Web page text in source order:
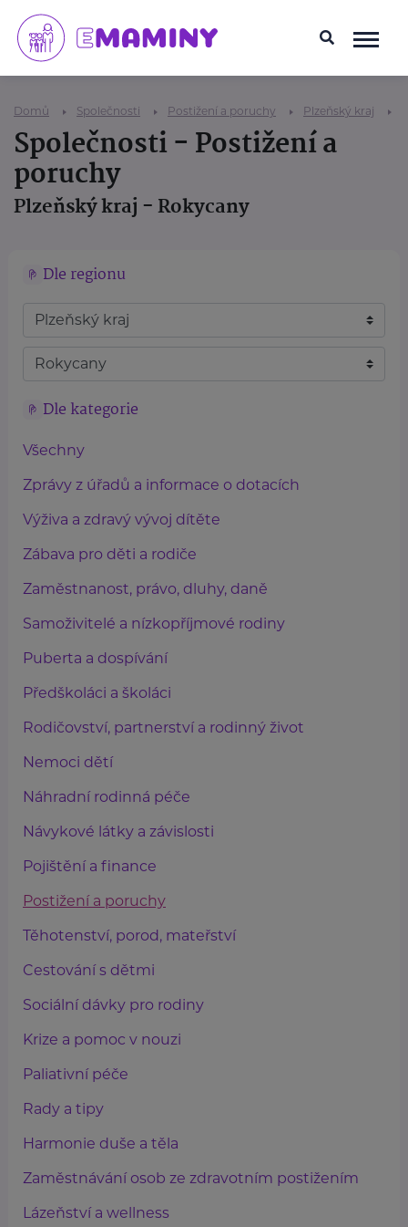
Domů Společnosti Postižení a poruchy Plzeňský kraj
Společnosti - Postižení a
poruchy
Plzeňský kraj - Rokycany
Dle regionu
Dle kategorie
Všechny
Zprávy z úřadů a informace o dotacích
Výživa a zdravý vývoj dítěte
Zábava pro děti a rodiče
Zaměstnanost, právo, dluhy, daně
Samoživitelé a nízkopříjmové rodiny
Puberta a dospívání
Předškoláci a školáci
Rodičovství, partnerství a rodinný život
Nemoci dětí
Náhradní rodinná péče
Návykové látky a závislosti
Pojištění a finance
Postižení a poruchy
Těhotenství, porod, mateřství
Cestování s dětmi
Sociální dávky pro rodiny
Krize a pomoc v nouzi
Paliativní péče
Rady a tipy
Harmonie duše a těla
Zaměstnávání osob ze zdravotním postižením
Lázeňství a wellness